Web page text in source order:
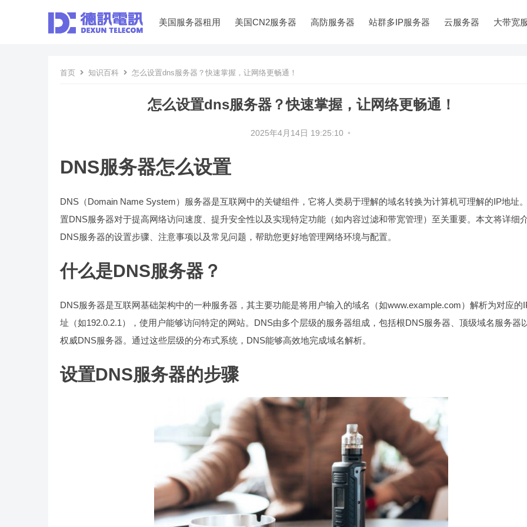
美国服务器租用 美国CN2服务器 高防服务器 站群多IP服务器 云服务器 大带宽
首页 知识百科 怎么设置dns服务器？快速掌握，让网络更畅通！
怎么设置dns服务器？快速掌握，让网络更畅通！
2025年4月14日 19:25:10 •
DNS服务器怎么设置
DNS（Domain Name System）服务器是互联网中的关键组件，它将人类易于理解的域名转换为计算机可理解的IP地址
置DNS服务器对于提高网络访问速度、提升安全性以及实现特定功能（如内容过滤和带宽管理）至关重要。本文将详细
DNS服务器的设置步骤、注意事项以及常见问题，帮助您更好地管理网络环境与配置。
什么是DNS服务器？
DNS服务器是互联网基础架构中的一种服务器，其主要功能是将用户输入的域名（如www.example.com）解析为对应的
址（如192.0.2.1），使用户能够访问特定的网站。DNS由多个层级的服务器组成，包括根DNS服务器、顶级域名服务器
权威DNS服务器。通过这些层级的分布式系统，DNS能够高效地完成域名解析。
设置DNS服务器的步骤